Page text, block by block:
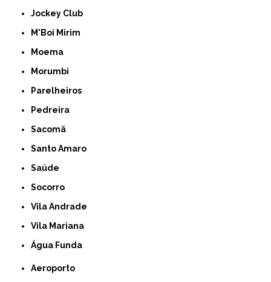
Jockey Club
M'Boi Mirim
Moema
Morumbi
Parelheiros
Pedreira
Sacomã
Santo Amaro
Saúde
Socorro
Vila Andrade
Vila Mariana
Água Funda
Aeroporto